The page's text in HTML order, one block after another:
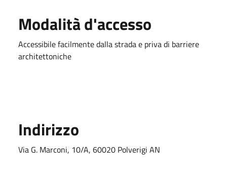
Modalità d'accesso
Accessibile facilmente dalla strada e priva di barriere
architettoniche
Indirizzo
Via G. Marconi, 10/A, 60020 Polverigi AN